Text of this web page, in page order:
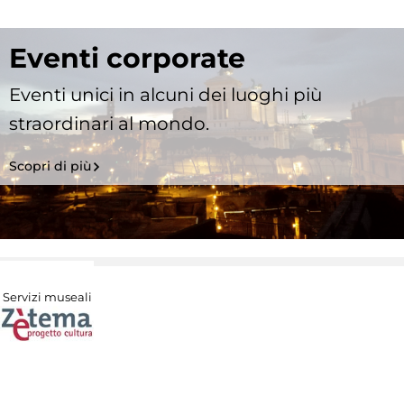
Eventi corporate
Eventi unici in alcuni dei luoghi più
straordinari al mondo.
Scopri di più
Servizi museali